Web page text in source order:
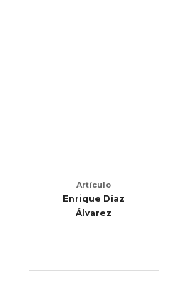
Artículo
Enrique Díaz
Álvarez